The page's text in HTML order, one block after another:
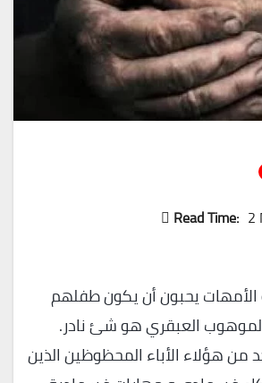
Read Time: 2
و الأمهات يحبون أن يكون طفلهم
العبقري هو شئ نادر.
من هؤلاء الأباء المحظوظين الذين